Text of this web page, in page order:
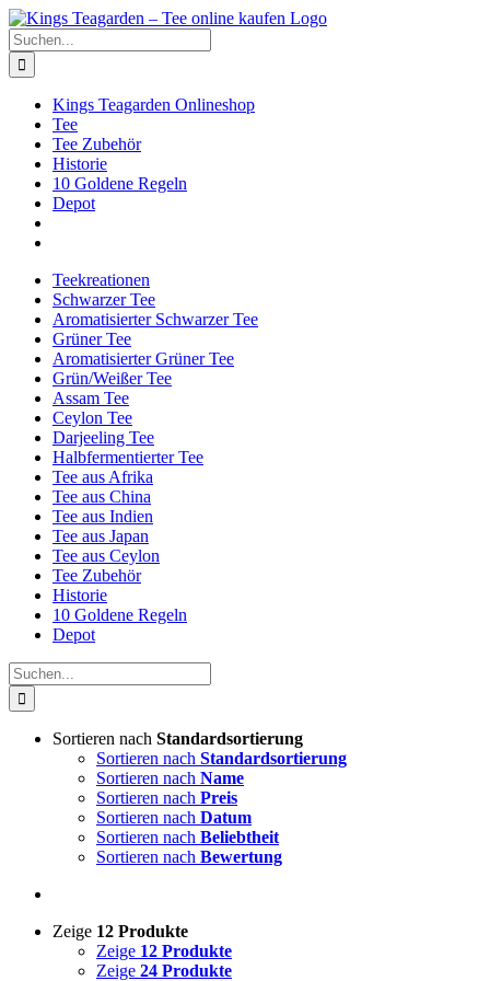
Zum
Inhalt
springen
Facebook
X
Instagram
Pinterest
Suche
nach:
Kings Teagarden Onlineshop
Tee
Tee Zubehör
Historie
10 Goldene Regeln
Depot
Teekreationen
Schwarzer Tee
Aromatisierter Schwarzer Tee
Grüner Tee
Aromatisierter Grüner Tee
Grün/Weißer Tee
Assam Tee
Ceylon Tee
Darjeeling Tee
Halbfermentierter Tee
Tee aus Afrika
Tee aus China
Tee aus Indien
Tee aus Japan
Tee aus Ceylon
Tee Zubehör
Historie
10 Goldene Regeln
Depot
Suche
nach:
Sortieren nach Standardsortierung
Sortieren nach Standardsortierung
Sortieren nach Name
Sortieren nach Preis
Sortieren nach Datum
Sortieren nach Beliebtheit
Sortieren nach Bewertung
Zeige 12 Produkte
Zeige 12 Produkte
Zeige 24 Produkte